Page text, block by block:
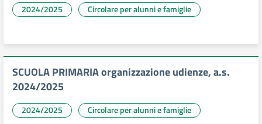
2024/2025 Circolare per alunni e famiglie
SCUOLA PRIMARIA organizzazione udienze, a.s.
2024/2025
2024/2025 Circolare per alunni e famiglie